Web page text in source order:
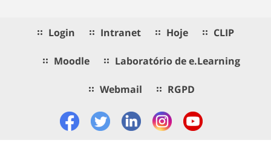
Login Intranet Hoje CLIP
Moodle Laboratório de e.Learning
Webmail RGPD